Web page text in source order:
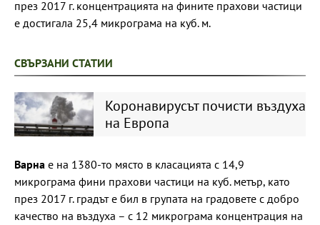
през 2017 г. концентрацията на фините прахови частици
е достигала 25,4 микрограма на куб. м.
СВЪРЗАНИ СТАТИИ
Коронавирусът почисти въздуха
на Европа
Варна е на 1380-то място в класацията с 14,9
микрограма фини прахови частици на куб. метър, като
през 2017 г. градът е бил в групата на градовете с добро
качество на въздуха – с 12 микрограма концентрация на